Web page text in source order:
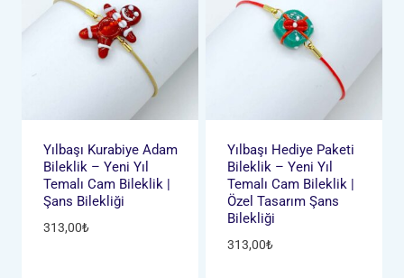
Yılbaşı Kurabiye Adam
Bileklik – Yeni Yıl
Temalı Cam Bileklik |
Şans Bilekliği
313,00₺
Yılbaşı Hediye Paketi
Bileklik – Yeni Yıl
Temalı Cam Bileklik |
Özel Tasarım Şans
Bilekliği
313,00₺